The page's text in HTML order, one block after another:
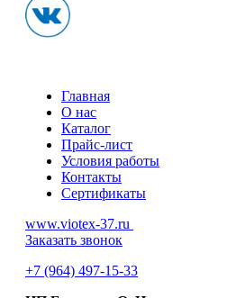
Главная
О нас
Каталог
Прайс-лист
Условия работы
Контакты
Сертификаты
www.viotex-37.ru
Заказать звонок
+7 (964) 497-15-33